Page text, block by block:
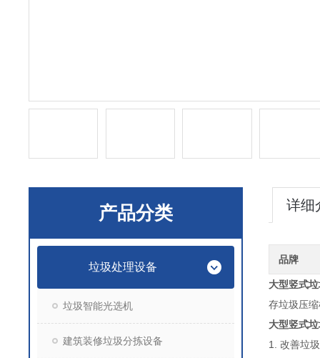
产品分类
垃圾处理设备
垃圾智能光选机
建筑装修垃圾分拣设备
详细
品牌
大型竖式
存垃圾压
大型竖式
1. 改善垃